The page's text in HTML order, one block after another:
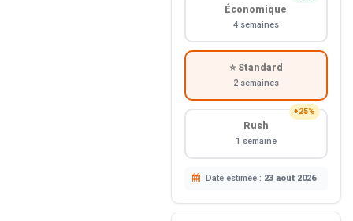
Économique
4 semaines
⭐ Standard
2 semaines
+25%
Rush
1 semaine
Date estimée : 23 août 2026